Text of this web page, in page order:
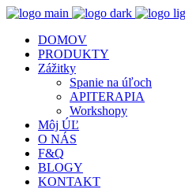
DOMOV
PRODUKTY
Zážitky
Spanie na úľoch
APITERAPIA
Workshopy
Môj ÚĽ
O NÁS
F&Q
BLOGY
KONTAKT